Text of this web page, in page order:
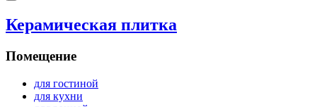
Керамическая плитка
Помещение
для гостиной
для кухни